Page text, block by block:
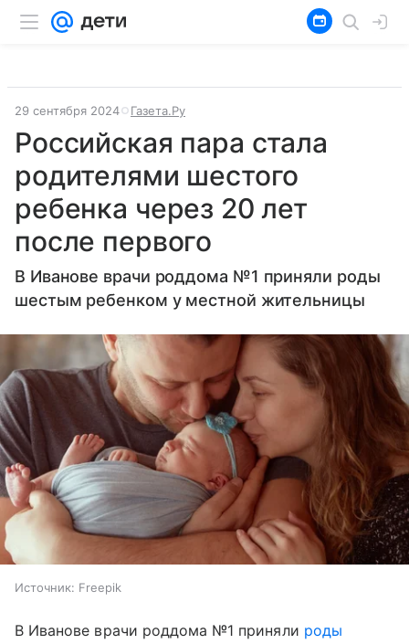
29 сентября 2024 Газета.Ру
Российская пара стала
родителями шестого
ребенка через 20 лет
после первого
В Иванове врачи роддома №1 приняли роды
шестым ребенком у местной жительницы
Источник: Freepik
В Иванове врачи роддома №1 приняли роды